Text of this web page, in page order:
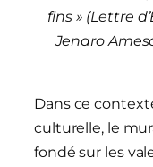
fins » (Lettre
Jenaro
Dans ce
culturelle, le
fondé sur les